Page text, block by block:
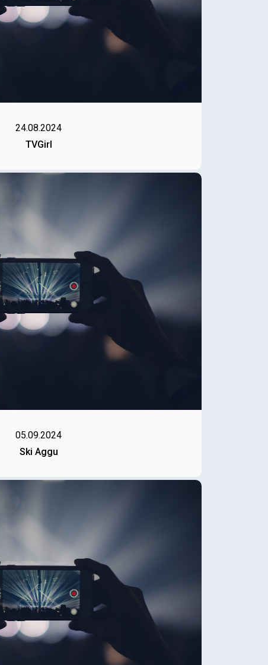
24.08.2024
TVGirl
05.09.2024
Ski Aggu